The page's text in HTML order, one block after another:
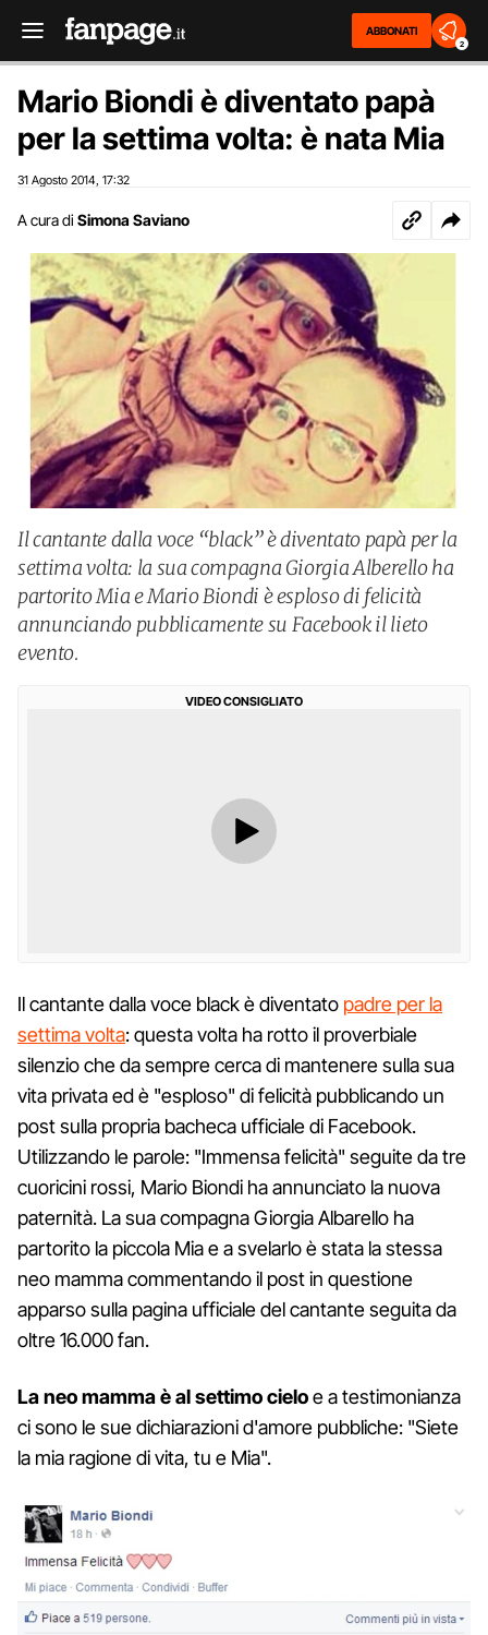
ABBONATI
2
Mario Biondi è diventato papà
per la settima volta: è nata Mia
31 Agosto 2014 17:32
A cura di Simona Saviano
Il cantante dalla voce “black” è diventato papà per la
settima volta: la sua compagna Giorgia Alberello ha
partorito Mia e Mario Biondi è esploso di felicità
annunciando pubblicamente su Facebook il lieto
evento.
VIDEO CONSIGLIATO
Il cantante dalla voce black è diventato padre per la
settima volta: questa volta ha rotto il proverbiale
silenzio che da sempre cerca di mantenere sulla sua
vita privata ed è "esploso" di felicità pubblicando un
post sulla propria bacheca ufficiale di Facebook.
Utilizzando le parole: "Immensa felicità" seguite da tre
cuoricini rossi, Mario Biondi ha annunciato la nuova
paternità. La sua compagna Giorgia Albarello ha
partorito la piccola Mia e a svelarlo è stata la stessa
neo mamma commentando il post in questione
apparso sulla pagina ufficiale del cantante seguita da
oltre 16.000 fan.
La neo mamma è al settimo cieloe a testimonianza
ci sono le sue dichiarazioni d'amore pubbliche: "Siete
la mia ragione di vita, tu e Mia".